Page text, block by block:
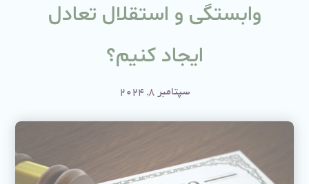
وابستگی و استقلال تعادل
ایجاد کنیم؟
سپتامبر 8, 2024